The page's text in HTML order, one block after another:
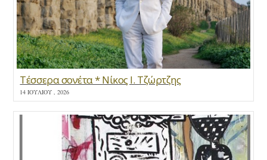
Τέσσερα σονέτα * Νίκος Ι. Τζώρτζης
14 ΙΟΥΛΊΟΥ , 2026